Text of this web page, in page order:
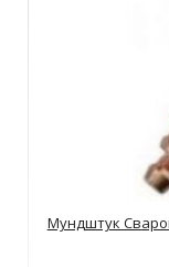
Мундштук